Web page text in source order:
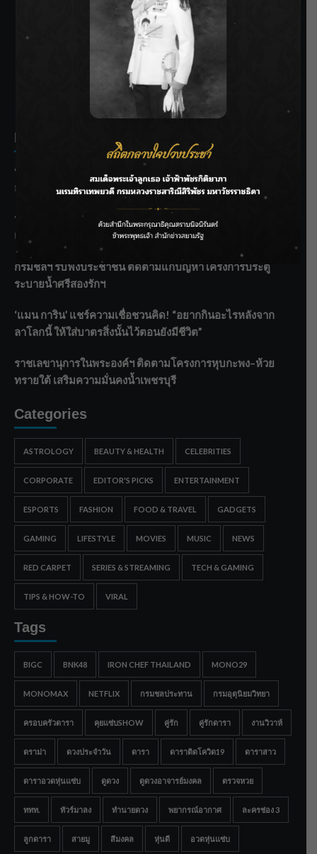
SIAMRATH VARIETY
THE BEST ENTERTAINMENT
Recent Posts
ชลประทานเชียงใหม่เร่งพร่องน้ำแม่น้ำปิง รับมวลน้ำเหนือ ย้ำ
ยังไม่ล้นตลิ่ง
ฟาดลุคใหม่! “แบม พิชญานิน” แดนซ์สับทุกจังหวะ ชวนแฟนๆ
แกะท่า #นอกจอนอกใจ
กรมชลฯ รับฟังประชาชน ติดตามแก้ปัญหาโครงการประตู
ระบายน้ำศรีสองรักฯ
‘แมน การิน’ แชร์ความเชื่อชวนคิด! “อยากกินอะไรหลังจาก
ลาโลกนี้ ให้ใส่บาตรสิ่งนั้นไว้ตอนยังมีชีวิต”
ราชเลขานุการในพระองค์ฯ ติดตามโครงการหุบกะพง–ห้วย
ทรายใต้ เสริมความมั่นคงน้ำเพชรบุรี
Categories
ASTROLOGY BEAUTY & HEALTH CELEBRITIES
CORPORATE EDITOR'S PICKS ENTERTAINMENT
ESPORTS FASHION FOOD & TRAVEL GADGETS
GAMING LIFESTYLE MOVIES MUSIC NEWS
RED CARPET SERIES & STREAMING TECH & GAMING
TIPS & HOW-TO VIRAL
Tags
BIGC BNK48 IRON CHEF THAILAND MONO29
MONOMAX NETFLIX กรมชลประทาน กรมอุตุนิยมวิทยา
ครอบครัวดารา คุยแซ่บSHOW คู่รัก คู่รักดารา งานวิวาห์
ดราม่า ดวงประจำวัน ดารา ดาราติดโควิด19 ดาราสาว
ดาราอวดหุ่นแซ่บ ดูดวง ดูดวงอาจารย์มงคล ตรวจหวย
ททท. ทัวร์มาลง ทำนายดวง พยากรณ์อากาศ ละครช่อง 3
ลูกดารา สายมู สีมงคล หุ่นดี อวดหุ่นแซ่บ